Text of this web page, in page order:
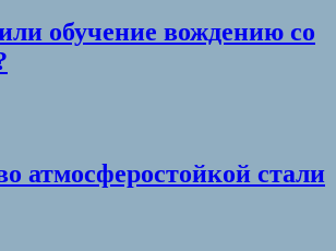
обучение вождению со
атмосферостойкой стали